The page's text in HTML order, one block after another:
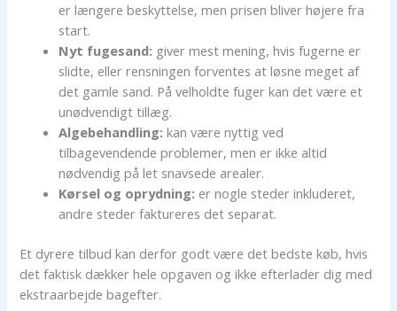
er længere beskyttelse, men prisen bliver højere fra
start.
Nyt fugesand: giver mest mening, hvis fugerne er
slidte, eller rensningen forventes at løsne meget af
det gamle sand. På velholdte fuger kan det være et
unødvendigt tillæg.
Algebehandling: kan være nyttig ved
tilbagevendende problemer, men er ikke altid
nødvendig på let snavsede arealer.
Kørsel og oprydning: er nogle steder inkluderet,
andre steder faktureres det separat.
Et dyrere tilbud kan derfor godt være det bedste køb, hvis
det faktisk dækker hele opgaven og ikke efterlader dig med
ekstraarbejde bagefter.